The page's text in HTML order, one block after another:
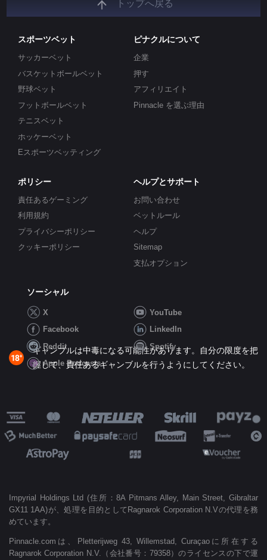
トップへ戻る
スポーツベット
サッカーベット
バスケットボールベット
野球ベット
フットボールベット
テニスベット
ホッケーベット
Eスポーツベッティング
ピナクルについて
企業
押す
アフィリエイト
Pinnacle を選ぶ理由
ポリシー
責任あるゲーミング
利用規約
プライバシーポリシー
クッキーポリシー
ヘルプとサポート
お問い合わせ
ベットルール
ヘルプ
Sitemap
支払オプション
ソーシャル
X
YouTube
Facebook
LinkedIn
Reddit
Spotify
Apple Podcasts
ギャンブルは中毒になる可能性があります。自分の限度を把
握して、責任あるギャンブルを行うようにしてください。
Impyrial Holdings Ltd (住所：8A Pitmans Alley, Main Street, Gibraltar
GX11 1AA)が、処理を目的としてRagnarok Corporation N.Vの代理を務
めています。
Pinnacle.comは、Pletterijweg 43, Willemstad, Curaçaoに所在する
Ragnarok Corporation N.V.（会社番号：79358）のライセンスの下で運